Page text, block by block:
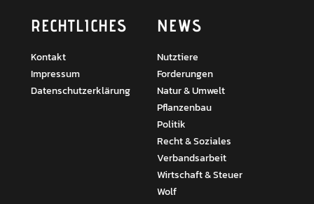
RECHTLICHES
Kontakt
Impressum
Datenschutzerklärung
NEWS
Nutztiere
Forderungen
Natur & Umwelt
Pflanzenbau
Politik
Recht & Soziales
Verbandsarbeit
Wirtschaft & Steuer
Wolf